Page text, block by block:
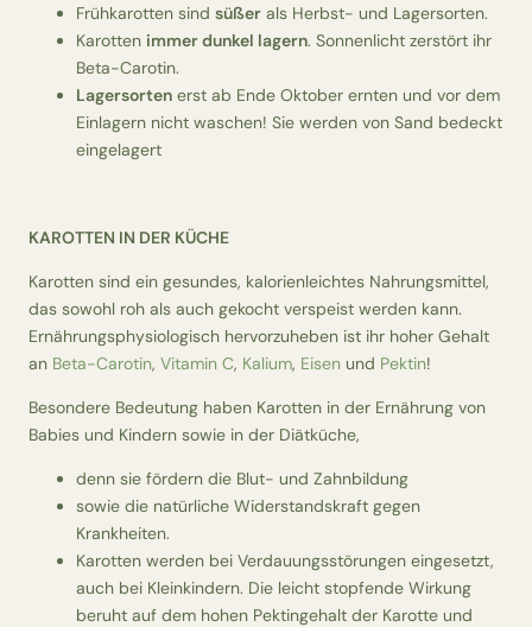
Frühkarotten sind süßer als Herbst- und Lagersorten.
Karotten immer dunkel lagern. Sonnenlicht zerstört ihr
Beta-Carotin.
Lagersorten erst ab Ende Oktober ernten und vor dem
Einlagern nicht waschen! Sie werden von Sand bedeckt
eingelagert
KAROTTEN IN DER KÜCHE
Karotten sind ein gesundes, kalorienleichtes Nahrungsmittel,
das sowohl roh als auch gekocht verspeist werden kann.
Ernährungsphysiologisch hervorzuheben ist ihr hoher Gehalt
an Beta-Carotin, Vitamin C, Kalium, Eisen und Pektin!
Besondere Bedeutung haben Karotten in der Ernährung von
Babies und Kindern sowie in der Diätküche,
denn sie fördern die Blut- und Zahnbildung
sowie die natürliche Widerstandskraft gegen
Krankheiten.
Karotten werden bei Verdauungsstörungen eingesetzt,
auch bei Kleinkindern. Die leicht stopfende Wirkung
beruht auf dem hohen Pektingehalt der Karotte und